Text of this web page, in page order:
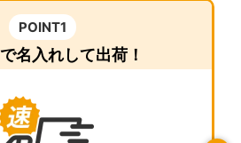
POINT1
で名入れして出荷！